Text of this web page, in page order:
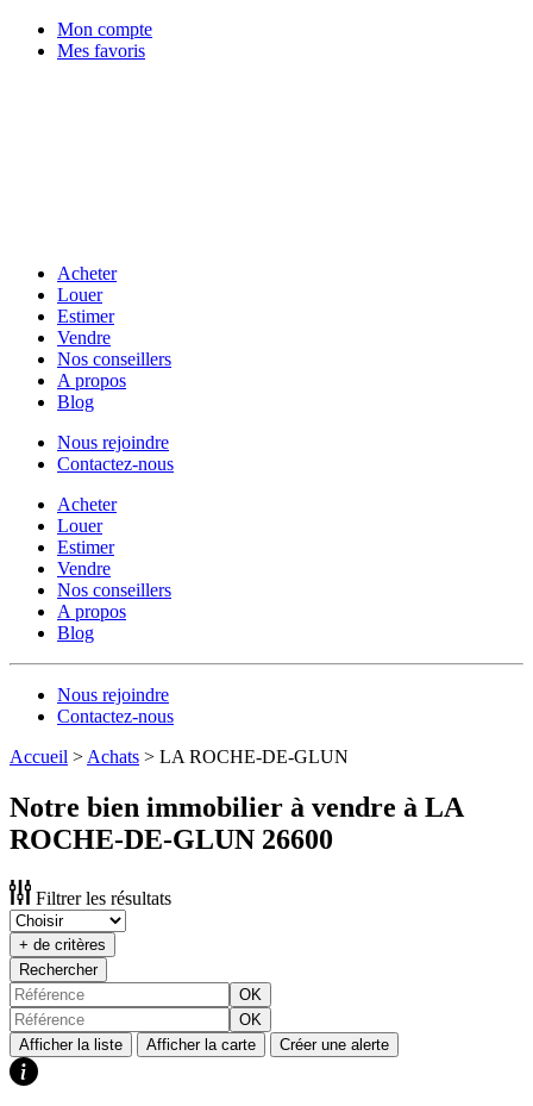
Mon compte
Mes favoris
Acheter
Louer
Estimer
Vendre
Nos conseillers
A propos
Blog
Nous rejoindre
Contactez-nous
Acheter
Louer
Estimer
Vendre
Nos conseillers
A propos
Blog
Nous rejoindre
Contactez-nous
Accueil > Achats > LA ROCHE-DE-GLUN
Notre bien immobilier à vendre à LA
ROCHE-DE-GLUN 26600
Filtrer les résultats
+ de critères
Rechercher
OK
OK
Afficher la liste
Afficher la carte Créer une alerte